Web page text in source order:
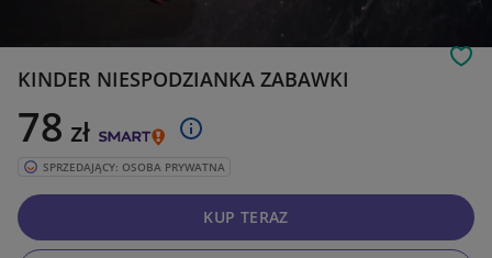
KINDER NIESPODZIANKA ZABAWKI
78 zł
SPRZEDAJĄCY: OSOBA PRYWATNA
KUP TERAZ